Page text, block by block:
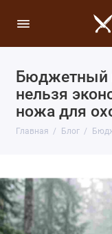
Бюджетный
нельзя
ножа для
Главная Блог